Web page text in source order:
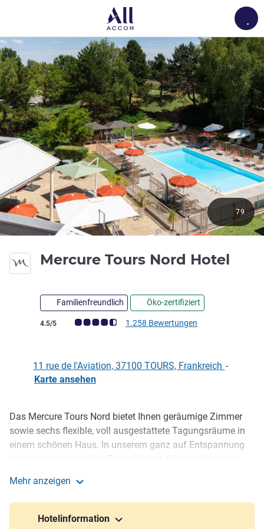
Mercure Tours Nord Hotel
Familienfreundlich Öko-zertifiziert
Note Kundenmeinungen (Bewertung ALL)
4.5/5 1.258 Bewertungen
79
11 rue de l'Aviation, 37100 TOURS, Frankreich -
Karte ansehen
Beschreibung
Das Mercure Tours Nord bietet Ihnen geräumige Zimmer
sowie sechs flexible, voll ausgestattete Tagungsräume in
einem schönen Haus. In unserem ganz auf Entspannung
Restaurant typische Gerichte aus der Touraine genießen.
Entdecken Sie auch die lokalen Produkte beim Frühstück
und lassen Sie sich von der Weinkarte unserer Bar mit
Mehr anzeigen
Hotelinformation